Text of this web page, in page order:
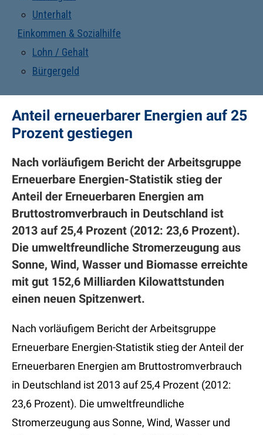
Unterhalt
Einkommen & Sozialhilfe
Lohn / Gehalt
Bürgergeld
Anteil erneuerbarer Energien auf 25
Prozent gestiegen
Nach vorläufigem Bericht der Arbeitsgruppe
Erneuerbare Energien-Statistik stieg der
Anteil der Erneuerbaren Energien am
Bruttostromverbrauch in Deutschland ist
2013 auf 25,4 Prozent (2012: 23,6 Prozent).
Die umweltfreundliche Stromerzeugung aus
Sonne, Wind, Wasser und Biomasse erreichte
mit gut 152,6 Milliarden Kilowattstunden
einen neuen Spitzenwert.
Nach vorläufigem Bericht der Arbeitsgruppe
Erneuerbare Energien-Statistik stieg der Anteil der
Erneuerbaren Energien am Bruttostromverbrauch
in Deutschland ist 2013 auf 25,4 Prozent (2012:
23,6 Prozent). Die umweltfreundliche
Stromerzeugung aus Sonne, Wind, Wasser und